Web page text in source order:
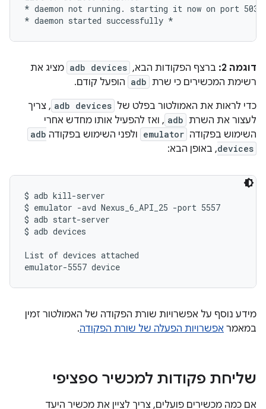
* daemon not running. starting it now on port
דוגמה 2: ברצף הפקודות הבא, adb devices מציג את
רשימת המכשירים כי שרת adb הופעל קודם.
כדי לראות את האמולטור בפלט של adb devices , צריך
לעצור את השרת adb , ואז להפעיל אותו מחדש אחרי
השימוש בפקודה emulator ולפני השימוש בפקודה adb
devices, באופן הבא:
$ adb kill-server
$ emulator -avd Nexus_6_API_25 -port 5557
$ adb start-server
$ adb devices
List of devices attached
מידע נוסף על אפשרויות שורת הפקודה של האמולטור זמין
במאמר אפשרויות הפעלה של שורת הפקודה.
שליחת פקודות למכשיר ספציפי
אם כמה מכשירים פועלים, צריך לציין את מכשיר היעד